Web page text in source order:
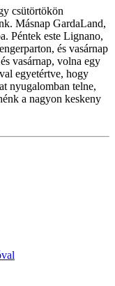
csütörtökön
Másnap GardaLand,
Péntek este Lignano,
és vasárnap
vasárnap, volna egy
egyetértve, hogy
nyugalomban telne,
a nagyon keskeny